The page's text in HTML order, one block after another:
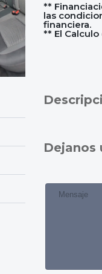
**
las
financiera.
** El
Dejanos